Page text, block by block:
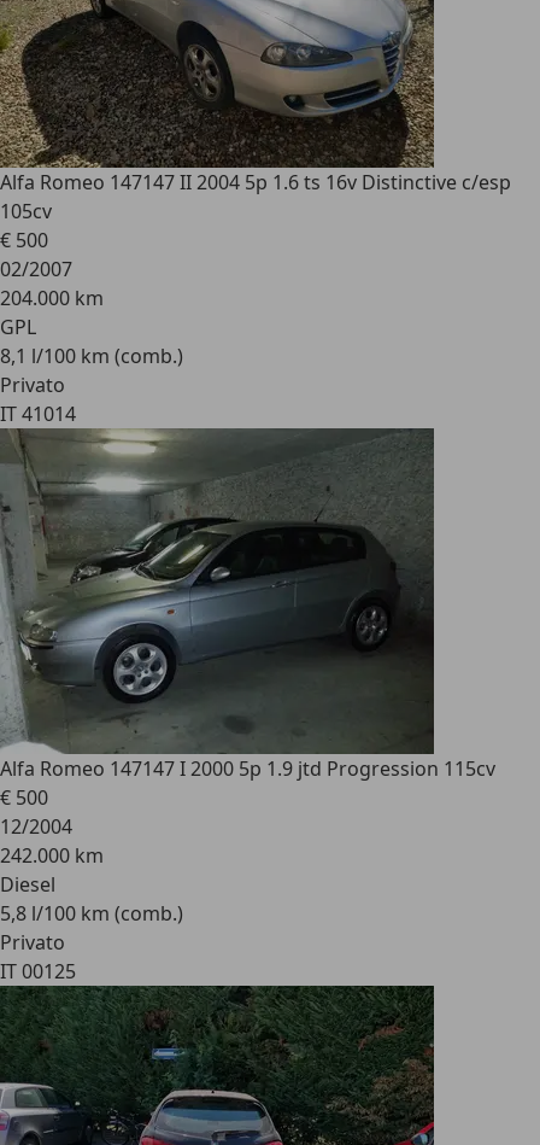
Alfa Romeo 147147 II 2004 5p 1.6 ts 16v Distinctive c/esp
105cv
€ 500
02/2007
204.000 km
GPL
8,1 l/100 km (comb.)
Privato
IT 41014
Alfa Romeo 147147 I 2000 5p 1.9 jtd Progression 115cv
€ 500
12/2004
242.000 km
Diesel
5,8 l/100 km (comb.)
Privato
IT 00125